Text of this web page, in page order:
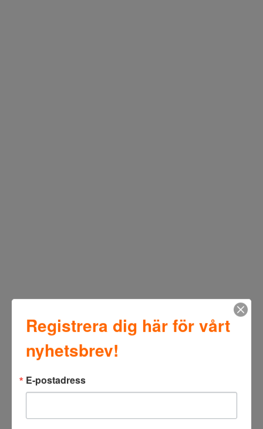
Registrera dig här för vårt
nyhetsbrev!
E-postadress